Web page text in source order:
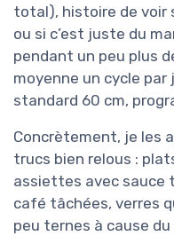
total), histoire de voir
ou si c’est juste du
pendant un peu plus
moyenne un cycle par
standard 60 cm,
Concrètement, je les
trucs bien relous :
assiettes avec sauce
café tâchées, verres
peu ternes à cause